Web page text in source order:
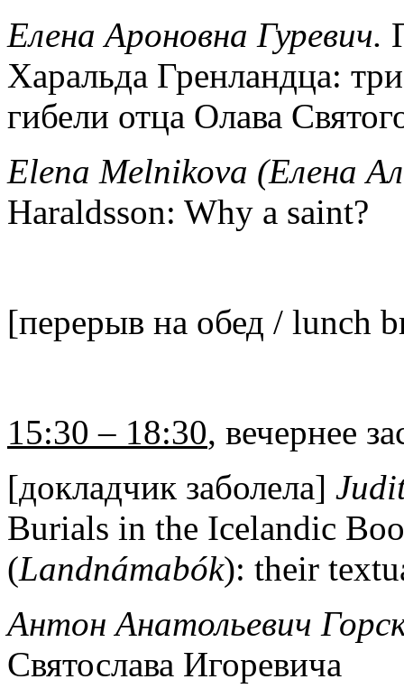
Елена Ароновна Гуревич.
Харальда Гренландца:
гибели отца Олава
Elena Melnikova (Елена
Haraldsson: Why a saint?
[перерыв на обед / lunch
15:30 – 18:30, вечернее
[докладчик заболела]
Burials in the Icelandic
(Landnámabók): their
Антон Анатольевич
Святослава Игоревича